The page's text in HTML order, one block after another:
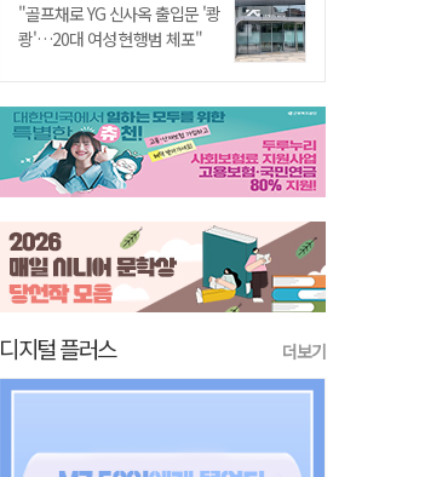
"골프채로 YG 신사옥 출입문 '쾅
쾅'…20대 여성 현행범 체포"
디지털 플러스 더보기